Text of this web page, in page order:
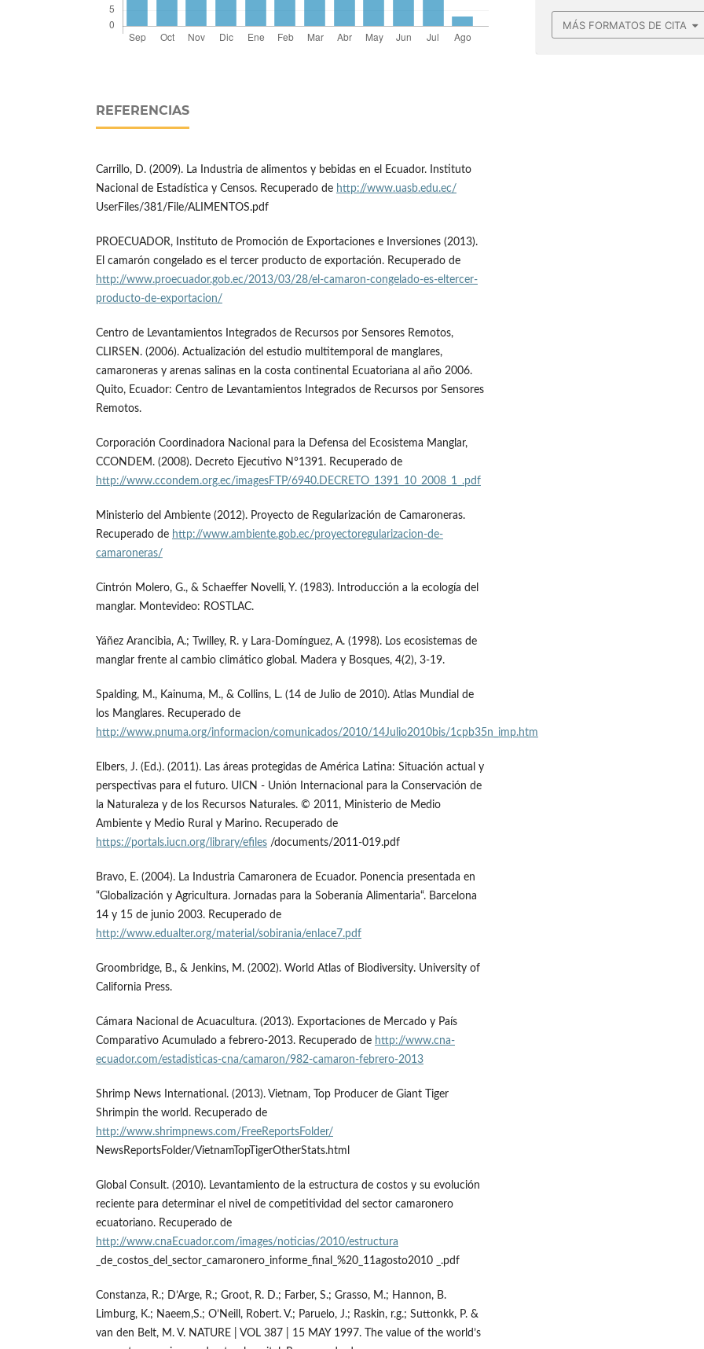
REFERENCIAS
Carrillo, D. (2009). La Industria de alimentos y bebidas en el Ecuador. Instituto
Nacional de Estadística y Censos. Recuperado de http://www.uasb.edu.ec/
UserFiles/381/File/ALIMENTOS.pdf
PROECUADOR, Instituto de Promoción de Exportaciones e Inversiones (2013).
El camarón congelado es el tercer producto de exportación. Recuperado de
http://www.proecuador.gob.ec/2013/03/28/el-camaron-congelado-es-eltercer-
producto-de-exportacion/
Centro de Levantamientos Integrados de Recursos por Sensores Remotos,
CLIRSEN. (2006). Actualización del estudio multitemporal de manglares,
camaroneras y arenas salinas en la costa continental Ecuatoriana al año 2006.
Quito, Ecuador: Centro de Levantamientos Integrados de Recursos por Sensores
Remotos.
Corporación Coordinadora Nacional para la Defensa del Ecosistema Manglar,
CCONDEM. (2008). Decreto Ejecutivo N°1391. Recuperado de
http://www.ccondem.org.ec/imagesFTP/6940.DECRETO_1391_10_2008_1_.pdf
Ministerio del Ambiente (2012). Proyecto de Regularización de Camaroneras.
Recuperado de http://www.ambiente.gob.ec/proyectoregularizacion-de-
camaroneras/
Cintrón Molero, G., & Schaeffer Novelli, Y. (1983). Introducción a la ecología del
manglar. Montevideo: ROSTLAC.
Yáñez Arancibia, A.; Twilley, R. y Lara-Domínguez, A. (1998). Los ecosistemas de
manglar frente al cambio climático global. Madera y Bosques, 4(2), 3-19.
Spalding, M., Kainuma, M., & Collins, L. (14 de Julio de 2010). Atlas Mundial de
los Manglares. Recuperado de
http://www.pnuma.org/informacion/comunicados/2010/14Julio2010bis/1cpb35n_imp.htm
Elbers, J. (Ed.). (2011). Las áreas protegidas de América Latina: Situación actual y
perspectivas para el futuro. UICN - Unión Internacional para la Conservación de
la Naturaleza y de los Recursos Naturales. © 2011, Ministerio de Medio
Ambiente y Medio Rural y Marino. Recuperado de
https://portals.iucn.org/library/efiles /documents/2011-019.pdf
Bravo, E. (2004). La Industria Camaronera de Ecuador. Ponencia presentada en
“Globalización y Agricultura. Jornadas para la Soberanía Alimentaria“. Barcelona
14 y 15 de junio 2003. Recuperado de
http://www.edualter.org/material/sobirania/enlace7.pdf
Groombridge, B., & Jenkins, M. (2002). World Atlas of Biodiversity. University of
California Press.
Cámara Nacional de Acuacultura. (2013). Exportaciones de Mercado y País
Comparativo Acumulado a febrero-2013. Recuperado de http://www.cna-
ecuador.com/estadisticas-cna/camaron/982-camaron-febrero-2013
Shrimp News International. (2013). Vietnam, Top Producer de Giant Tiger
Shrimpin the world. Recuperado de
http://www.shrimpnews.com/FreeReportsFolder/
NewsReportsFolder/VietnamTopTigerOtherStats.html
Global Consult. (2010). Levantamiento de la estructura de costos y su evolución
reciente para determinar el nivel de competitividad del sector camaronero
ecuatoriano. Recuperado de
http://www.cnaEcuador.com/images/noticias/2010/estructura
_de_costos_del_sector_camaronero_informe_final_%20_11agosto2010 _.pdf
Constanza, R.; D’Arge, R.; Groot, R. D.; Farber, S.; Grasso, M.; Hannon, B.
Limburg, K.; Naeem,S.; O’Neill, Robert. V.; Paruelo, J.; Raskin, r.g.; Suttonkk, P. &
van den Belt, M. V. NATURE | VOL 387 | 15 MAY 1997. The value of the world’s
MÁS FORMATOS DE CITA